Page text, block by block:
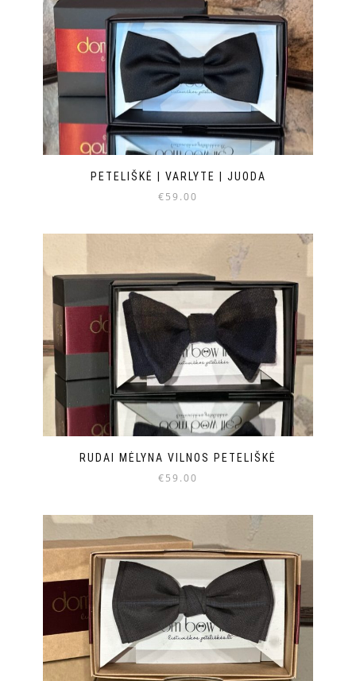
PETELIŠKĖ | VARLYTE | JUODA
€59.00
RUDAI MĖLYNA VILNOS PETELIŠKĖ
€59.00